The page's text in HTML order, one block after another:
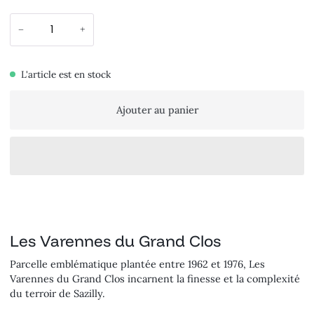
− +
L'article est en stock
Ajouter au panier
Les Varennes du Grand Clos
Parcelle emblématique plantée entre 1962 et 1976, Les
Varennes du Grand Clos incarnent la finesse et la complexité
du terroir de Sazilly.